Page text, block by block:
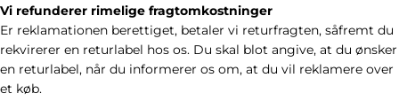
Vi refunderer rimelige fragtomkostninger
Er reklamationen berettiget, betaler vi returfragten, såfremt du
rekvirerer en returlabel hos os. Du skal blot angive, at du ønsker
en returlabel, når du informerer os om, at du vil reklamere over
et køb.